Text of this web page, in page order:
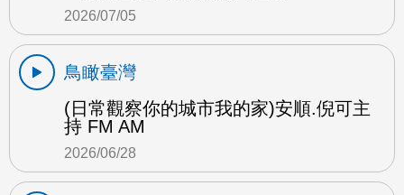
2026/07/05
鳥瞰臺灣
(日常觀察你的城市我的家)安順.倪可主
持 FM AM
2026/06/28